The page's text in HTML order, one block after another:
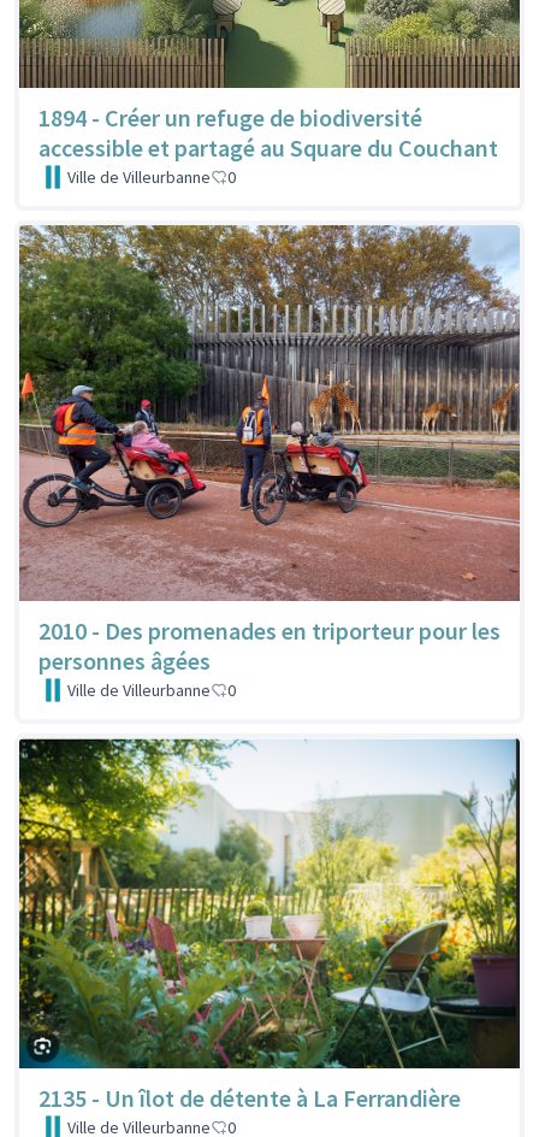
1894 - Créer un refuge de biodiversité
accessible et partagé au Square du Couchant
Ville de Villeurbanne 0
2010 - Des promenades en triporteur pour les
personnes âgées
Ville de Villeurbanne 0
2135 - Un îlot de détente à La Ferrandière
Ville de Villeurbanne 0